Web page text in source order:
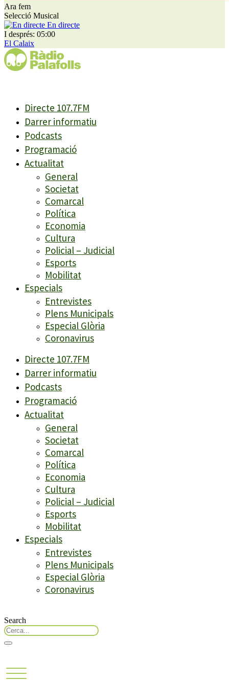
Ara fem
Selecció Musical
En directe
I després: 05:00
El Calaix
Directe 107.7FM
Darrer informatiu
Podcasts
Programació
Actualitat
General
Societat
Comarcal
Política
Economia
Cultura
Policial – Judicial
Esports
Mobilitat
Especials
Entrevistes
Plens Municipals
Especial Glòria
Coronavirus
Directe 107.7FM
Darrer informatiu
Podcasts
Programació
Actualitat
General
Societat
Comarcal
Política
Economia
Cultura
Policial – Judicial
Esports
Mobilitat
Especials
Entrevistes
Plens Municipals
Especial Glòria
Coronavirus
Search